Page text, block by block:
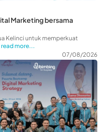
Marketing bersama
Kelinci untuk memperkuat
read more...
07/08/2026